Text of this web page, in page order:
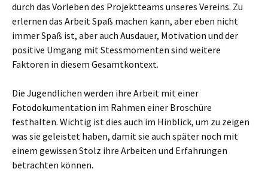
durch das Vorleben des Projektteams unseres Vereins. Zu
erlernen das Arbeit Spaß machen kann, aber eben nicht
immer Spaß ist, aber auch Ausdauer, Motivation und der
positive Umgang mit Stessmomenten sind weitere
Faktoren in diesem Gesamtkontext.
Die Jugendlichen werden ihre Arbeit mit einer
Fotodokumentation im Rahmen einer Broschüre
festhalten. Wichtig ist dies auch im Hinblick, um zu zeigen
was sie geleistet haben, damit sie auch später noch mit
einem gewissen Stolz ihre Arbeiten und Erfahrungen
betrachten können.